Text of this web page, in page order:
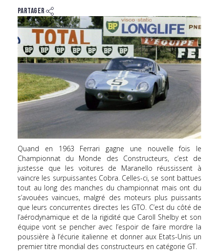
Partager
Quand en 1963 Ferrari gagne une nouvelle fois le
Championnat du Monde des Constructeurs, c’est de
justesse que les voitures de Maranello réussissent à
vaincre les surpuissantes Cobra. Celles-ci, se sont battues
tout au long des manches du championnat mais ont du
s’avouées vaincues, malgré des moteurs plus puissants
que leurs concurrentes directes les GTO. C’est du côté de
l’aérodynamique et de la rigidité que Caroll Shelby et son
équipe vont se pencher avec l’espoir de faire mordre la
poussière à l’écurie italienne et donner aux Etats-Unis un
premier titre mondial des constructeurs en catégorie GT.